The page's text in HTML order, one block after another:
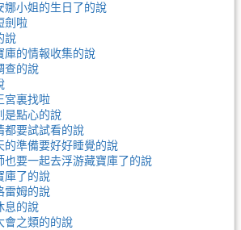
娜小姐的生日了的說
劍啦
說
庫的情報收集的說
查的說
宮裏找啦
是點心的說
都要試試看的說
的準備要好好睡覺的說
也要一起去浮游藏寶庫了的說
庫了的說
雷姆的說
息的說
會之類的的說